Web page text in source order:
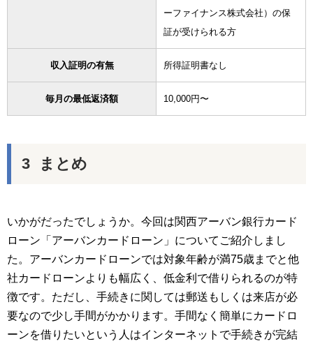
ーファイナンス株式会社）の保
証が受けられる方
収入証明の有無 所得証明書なし
毎月の最低返済額 10,000円〜
まとめ
いかがだったでしょうか。今回は関西アーバン銀行カード
ローン「アーバンカードローン」についてご紹介しまし
た。アーバンカードローンでは対象年齢が満75歳までと他
社カードローンよりも幅広く、低金利で借りられるのが特
徴です。ただし、手続きに関しては郵送もしくは来店が必
要なので少し手間がかかります。手間なく簡単にカードロ
ーンを借りたいという人はインターネットで手続きが完結